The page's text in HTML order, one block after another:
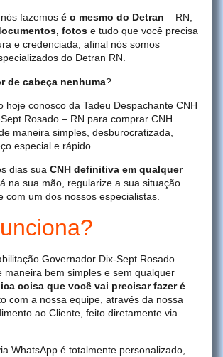
fazemos é o mesmo do Detran – RN,
fotos e tudo que você precisa
e credenciada, afinal nós somos
do Detran RN.
de cabeça nenhuma?
hoje conosco da Tadeu Despachante CNH
Rosado – RN para comprar CNH
maneira simples, desburocratizada,
especial e rápido.
dias sua CNH definitiva em qualquer
na sua mão, regularize a sua situação
com um dos nossos especialistas.
Governador Dix-Sept Rosado
maneira bem simples e sem qualquer
coisa que você vai precisar fazer é
com a nossa equipe, através da nossa
ao Cliente, feito diretamente via
WhatsApp é totalmente personalizado,